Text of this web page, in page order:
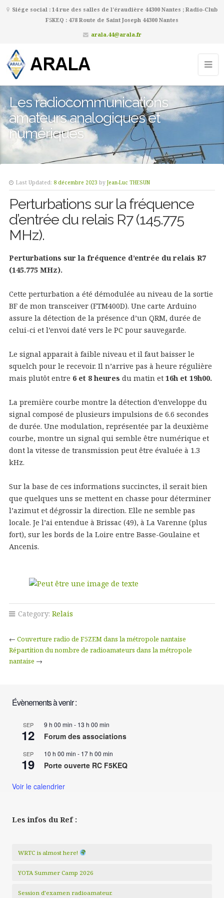
Siége social : 14 rue des salles de l’éraudière 44300 Nantes ; Radio-Club
F5KEQ : 478 Route de Saint Joseph 44300 Nantes
arala.44@arala.fr
Les radiocommunications
amateurs analogiques et
numériques
Last Updated: 8 décembre 2023 by Jean-Luc THESUN
Perturbations sur la fréquence
d’entrée du relais R7 (145.775
MHz).
Perturbations sur la fréquence d’entrée du relais R7
(145.775 MHz).
Cette perturbation a été démodulée au niveau de la sortie
BF de mon transceiver (FTM400D). Une carte Arduino
assure la détection de la présence d’un QRM, durée de
celui-ci et l’envoi daté vers le PC pour sauvegarde.
Le signal apparait à faible niveau et il faut baisser le
squelch pour le recevoir. Il n’arrive pas à heure régulière
mais plutôt entre 6 et 8 heures du matin et 16h et 19h00.
La première courbe montre la détection d’enveloppe du
signal composé de plusieurs impulsions de 6.6 secondes
de durée. Une modulation, représentée par la deuxième
courbe, montre un signal qui semble être numérique et
dont la vitesse de transmission peut être évaluée à 1.3
kHz.
Sur la base de ces informations succinctes, il serait bien
que quelques uns se mettent en chasse pour déterminer
l’azimut et dégrossir la direction. Elle ne semble pas
locale. Je l’ai entendue à Brissac (49), à La Varenne (plus
fort), sur les bords de la Loire entre Basse-Goulaine et
Ancenis.
Category: Relais
← Couverture radio de F5ZEM dans la métropole nantaise
Répartition du nombre de radioamateurs dans la métropole
nantaise →
Évènements à venir :
SEP
12
9 h 00 min - 13 h 00 min
Forum des associations
SEP
19
10 h 00 min - 17 h 00 min
Porte ouverte RC F5KEQ
Voir le calendrier
Les infos du Ref :
WRTC is almost here!
YOTA Summer Camp 2026
Session d’examen radioamateur.